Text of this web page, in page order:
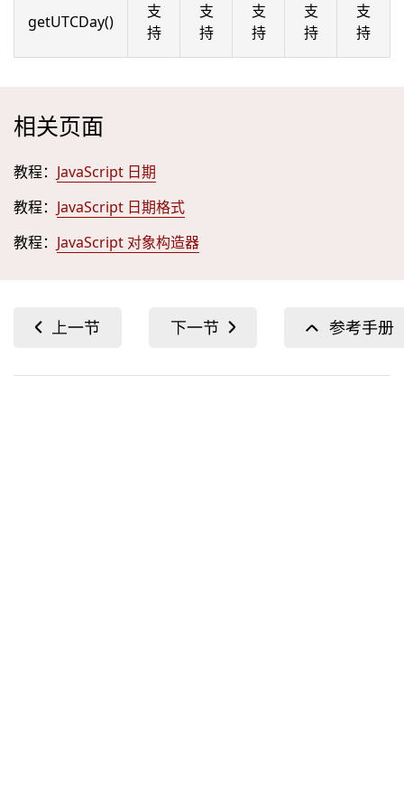
getUTCDay()
支
持
支
持
支
持
支
持
支
持
相关页面
教程： JavaScript 日期
教程： JavaScript 日期格式
教程： JavaScript 对象构造器